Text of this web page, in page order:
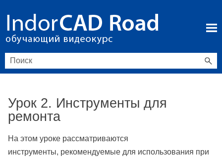
Урок 2. Инструменты для
ремонта
На этом уроке рассматриваются
инструменты, рекомендуемые для использования при